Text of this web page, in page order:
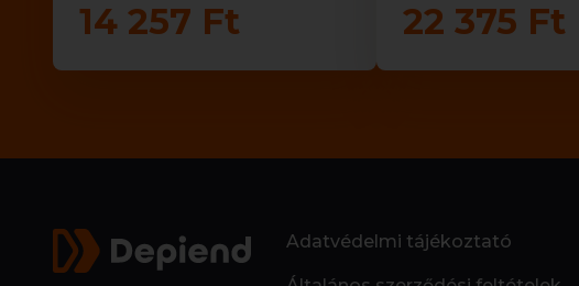
14 257 Ft 22 375 Ft
Adatvédelmi tájékoztató